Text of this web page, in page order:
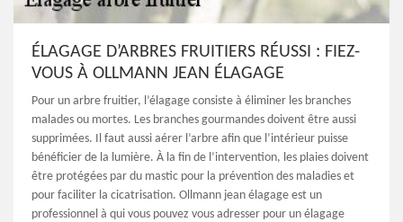
ÉLAGAGE D’ARBRES FRUITIERS RÉUSSI : FIEZ-
VOUS À OLLMANN JEAN ÉLAGAGE
Pour un arbre fruitier, l’élagage consiste à éliminer les branches
malades ou mortes. Les branches gourmandes doivent être aussi
supprimées. Il faut aussi aérer l’arbre afin que l’intérieur puisse
bénéficier de la lumière. À la fin de l’intervention, les plaies doivent
être protégées par du mastic pour la prévention des maladies et
pour faciliter la cicatrisation. Ollmann jean élagage est un
professionnel à qui vous pouvez vous adresser pour un élagage